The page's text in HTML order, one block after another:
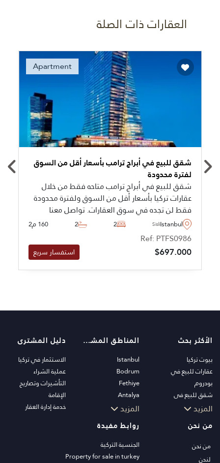
العقارات ذات الصلة
Apartment
Recommended
شقق للبيع في أبراج ترامب بأسعار أقل من السوق
لفترة محدودة
شقق للبيع في أبراج ترامب متاحه فقط من خلال
عقارات تركيا بأسعار أقل من السوق ولفترة محدودة
فقط لن تجده في سوق العقارات. تواصل معنا
للمزيد من المعلومات.
Istanbul
Sisli
2
2 160 م2
Ref: PTFS0986
$697.000 استفسار سريع
الأكثر بحث
بيوت تركيا
عقارات للبيع في
بودروم
شقق للبيع في
اسطنبول
فلل بودروم
شقق للبيع في انطاليا
منازل انطاليا
المزيد
المناطق المشهورة
Istanbul
Bodrum
Fethiye
Antalya
Kalkan
Kas
Bursa
Gocek
المزيد
دليل المشترى
الاستثمار في تركيا
عملية الشراء
التأشيرات وتصاريح
الإقامة
خدمة إدارة العقار
من نحن
من نحن
لندن
روابط مفيدة
الجنسية التركية
Property for sale in turkey